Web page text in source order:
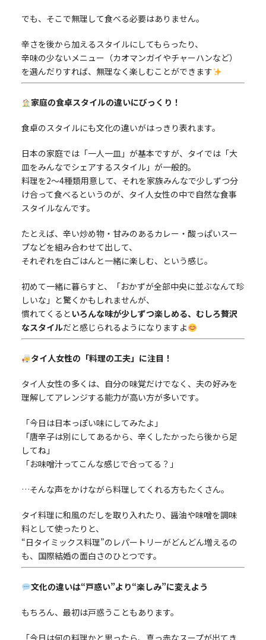
でも、そこで無理して食べる必要はありません。
辛さを後から加えるスタイルにしてもらったり、
辛味の少ないメニュー（カオマンガイやチャーハンなど）
を選んだりすれば、無理なく楽しむことができます
家庭の食卓スタイルの違いにびっくり！
食卓のスタイルにも文化の違いがはっきり表れます。
日本の家庭では「一人一皿」が基本ですが、タイでは「大
皿をみんなでシェアするスタイル」が一般的。
料理を2〜4種類用意して、それを家族みんなで少しずつ分
け合って食べるというのが、タイ人女性の中で自然な食事
スタイルなんです。
たとえば、辛い炒め物・甘みのあるカレー・酸っぱいスー
プなどを組み合わせて出して、
それぞれを白ごはんと一緒に楽しむ、という感じ。
初めて一緒に暮らすと、「おかずが全部中央に並ぶなんて珍
しいな」と驚くかもしれませんが、
慣れてくると いろんな味が少しずつ楽しめる、むしろ贅沢
なスタイルだと感じられるようになりますよ
タイ人女性の「料理の工夫」に注目！
タイ人女性の多くは、自分の味覚だけでなく、夫の好みを
理解してアレンジする能力が高い方が多いです。
「今日は日本っぽい味にしてみたよ」
「唐辛子は別にしてあるから、辛くしたかったら後から足
してね」
「お味噌汁ってこんな感じで合ってる？」
…そんな声をかけながら料理してくれる方もたくさん。
タイ料理に和風のだしを取り入れたり、醤油や味噌を調味
料として使ったりと、
“日タイミックス料理”のレパートリーがどんどん増えるの
も、国際結婚の面白さのひとつです。
文化の違いは“戸惑い”より“楽しみ”に変えよう
もちろん、最初は戸惑うこともあります。